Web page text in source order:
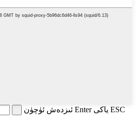
ئىزدەش ئۈچۈن Enter ياكى ESC